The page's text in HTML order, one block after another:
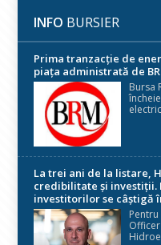
INFO BURSIER
Prima tranzacție de
piața administrată de
Bursa
La trei ani de la listare,
credibilitate și investiții.
investitorilor se câștigă